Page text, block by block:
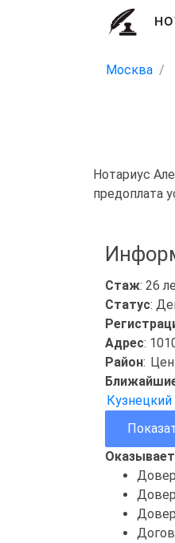
Москва
Нотариус
предоплата
Стаж: 26
Статус:
Адрес:
Район:
Оказывает